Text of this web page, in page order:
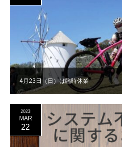
4月23日（日）は臨時休業
2023
MAR
22